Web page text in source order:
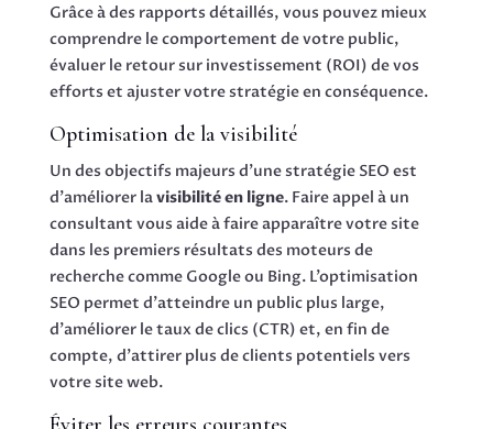
Grâce à des rapports détaillés, vous pouvez mieux
comprendre le comportement de votre public,
évaluer le retour sur investissement (ROI) de vos
efforts et ajuster votre stratégie en conséquence.
Optimisation de la visibilité
Un des objectifs majeurs d’une stratégie SEO est
d’améliorer lavisibilité en ligne. Faire appel à un
consultant vous aide à faire apparaître votre site
dans les premiers résultats des moteurs de
recherche comme Google ou Bing. L’optimisation
SEO permet d’atteindre un public plus large,
d’améliorer le taux de clics (CTR) et, en fin de
compte, d’attirer plus de clients potentiels vers
votre site web.